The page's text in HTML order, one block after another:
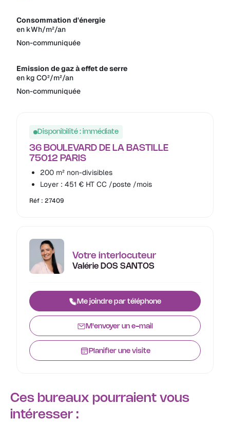
Consommation d'énergie
en kWh/m²/an
Non-communiquée
Emission de gaz à effet de serre
en kg CO²/m²/an
Non-communiquée
Disponibilité : immédiate
36 BOULEVARD DE LA BASTILLE
75012 PARIS
200 m² non-divisibles
Loyer : 451 € HT CC /poste /mois
Réf : 27409
Votre interlocuteur
Valérie DOS SANTOS
Me joindre par téléphone
M'envoyer un e-mail
Planifier une visite
Ces bureaux pourraient vous
intéresser :